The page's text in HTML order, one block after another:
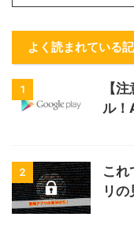
よく読まれている
1
【
ル！
2
こ
リ